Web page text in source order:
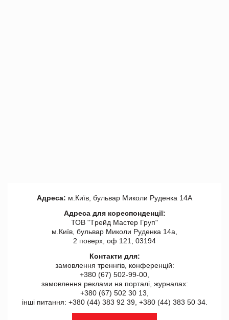
Адреса: м.Київ, бульвар Миколи Руденка 14А
Адреса для кореспонденції:
ТОВ "Tрейд Мастер Груп"
м.Київ, бульвар Миколи Руденка 14а,
2 поверх, оф 121, 03194
Контакти для:
замовлення треннгів, конференцій:
+380 (67) 502-99-00,
замовлення реклами на порталі, журналах:
+380 (67) 502 30 13,
інші питання: +380 (44) 383 92 39, +380 (44) 383 50 34.